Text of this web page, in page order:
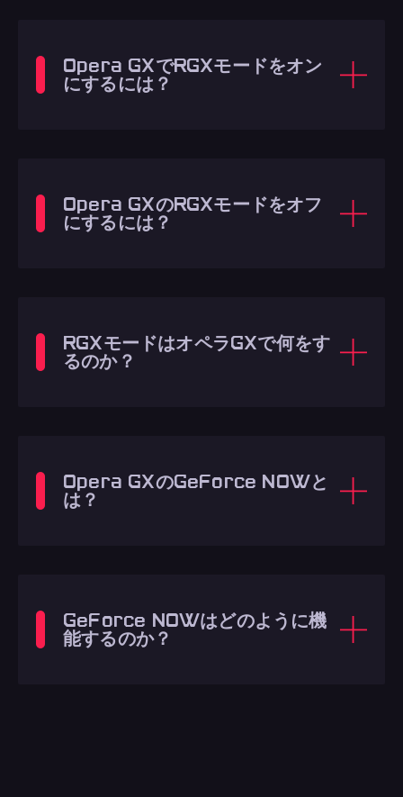
Opera GXでRGXモードをオン
にするには？
Opera GXのRGXモードをオフ
にするには？
RGXモードはオペラGXで何をす
るのか？
Opera GXのGeForce NOWと
は？
GeForce NOWはどのように機
能するのか？